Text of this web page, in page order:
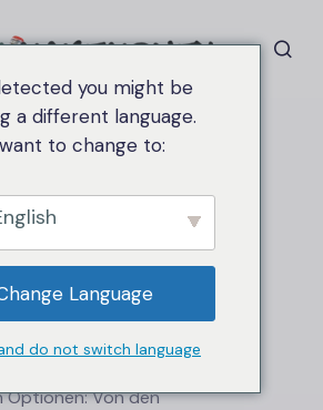
Optionen: Von den
you might be
a different language.
to change to:
Language
do not switch language